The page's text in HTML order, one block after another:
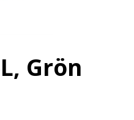
Grön